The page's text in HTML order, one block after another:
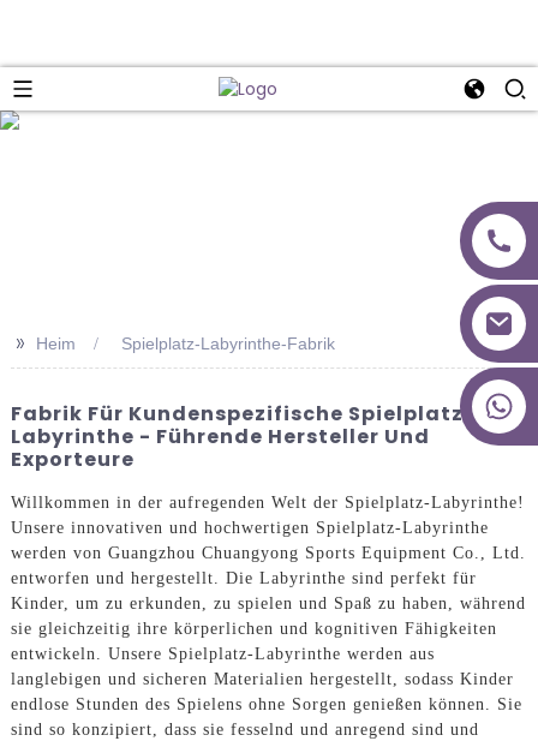
>> Heim Spielplatz-Labyrinthe-Fabrik
Fabrik Für Kundenspezifische Spielplatz-
Labyrinthe - Führende Hersteller Und
Exporteure
Willkommen in der aufregenden Welt der Spielplatz-Labyrinthe!
Unsere innovativen und hochwertigen Spielplatz-Labyrinthe
werden von Guangzhou Chuangyong Sports Equipment Co., Ltd.
entworfen und hergestellt. Die Labyrinthe sind perfekt für
Kinder, um zu erkunden, zu spielen und Spaß zu haben, während
sie gleichzeitig ihre körperlichen und kognitiven Fähigkeiten
entwickeln. Unsere Spielplatz-Labyrinthe werden aus
langlebigen und sicheren Materialien hergestellt, sodass Kinder
endlose Stunden des Spielens ohne Sorgen genießen können. Sie
sind so konzipiert, dass sie fesselnd und anregend sind und